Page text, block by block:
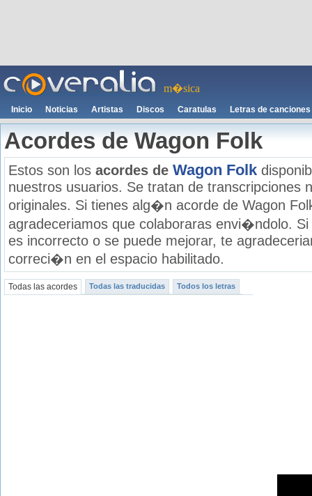
m�sica
Inicio Noticias Artistas Discos Caratulas Letras de canciones
Acordes de Wagon Folk
Estos son los acordes de Wagon Folk
nuestros usuarios. Se tratan de transcripciones
originales. Si tienes alg�n acorde de Wagon
agradeceriamos que colaboraras envi�ndolo.
es incorrecto o se puede mejorar, te
correci�n en el espacio habilitado.
Todas las acordes Todas las traducidas Todos los letras